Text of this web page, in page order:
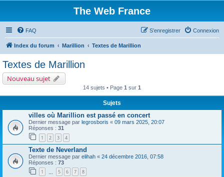
The Web France
FAQ Connexion
S’enregistrer
Index du forum Marillion Textes de Marillion
Textes de Marillion
Nouveau sujet
14 sujets • Page 1 sur 1
Sujets
villes où Marillion est passé en concert
Dernier message par legrosboris « 09 mars 2025, 20:07
Réponses : 31
1 2 3 4
Texte de Neverland
Dernier message par elihah « 24 décembre 2016, 07:58
Réponses : 73
1 5 6 7 8